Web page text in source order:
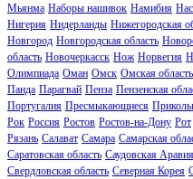
Мьянма Наборы нашивок Намибия
Нигерия Нидерланды Нижегородская
Новгород Новгородская область
область Новочеркасск Нож Норвегия
Олимпиада Оман Омск Омская область
Панда Парагвай Пенза Пензенская
Португалия Пресмыкающиеся Приколы
Рок Россия Ростов Ростов-на-Дону Рот
Рязань Салават Самара Самарская
Саратовская область Саудовская Аравия
Свердловская область Северная Корея